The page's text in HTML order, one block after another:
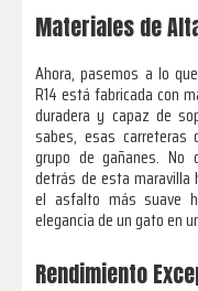
Materiales de
Ahora, pasemos a lo
R14 está fabricada con
duradera y capaz de
sabes, esas carreteras
grupo de gañanes. No
detrás de esta maravilla
el asfalto más suave
elegancia de un gato en
Rendimiento